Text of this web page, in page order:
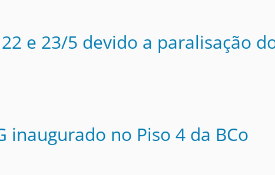
e 23/5 devido a paralisação
inaugurado no Piso 4 da BCo